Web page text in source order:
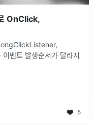
OnClick,
벤트 발생순서가 달라지
5